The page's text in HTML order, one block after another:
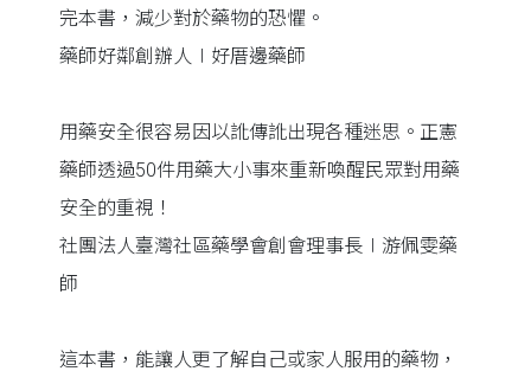
完本書，減少對於藥物的恐懼。
藥師好鄰創辦人∣好厝邊藥師
用藥安全很容易因以訛傳訛出現各種迷思。正憲
藥師透過50件用藥大小事來重新喚醒民眾對用藥
安全的重視！
社團法人臺灣社區藥學會創會理事長∣游佩雯藥
師
這本書，能讓人更了解自己或家人服用的藥物，